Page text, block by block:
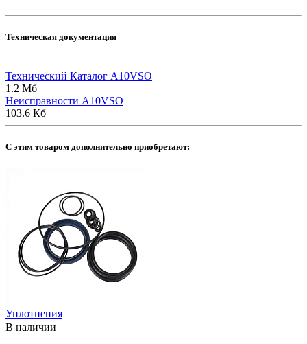
Техническая документация
Технический Каталог A10VSO
1.2 Мб
Неисправности A10VSO
103.6 Кб
C этим товаром дополнительно приобретают:
Уплотнения
В наличии